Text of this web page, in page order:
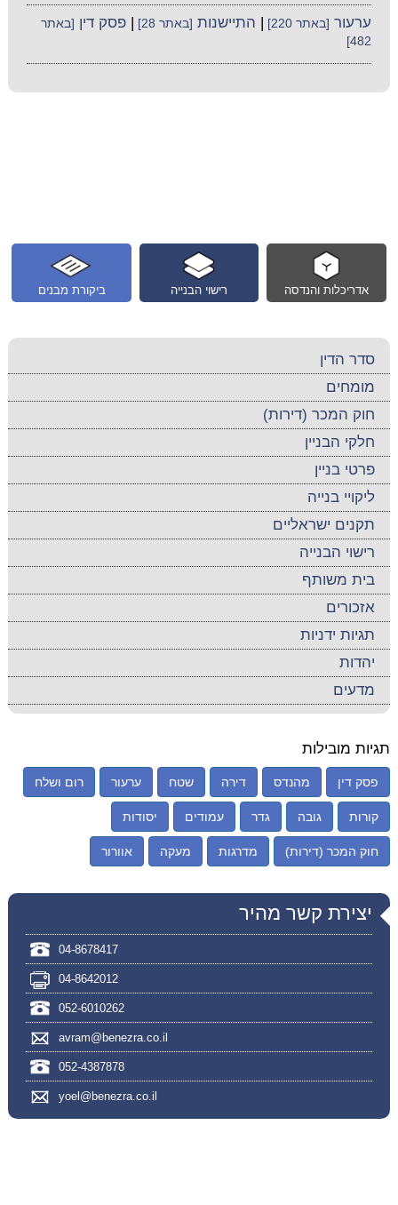
ערעור [באתר 220] התיישנות [באתר 28] |פסק דין [באתר
482]
ביקורת מבנים רישוי הבנייה אדריכלות והנדסה
סדר הדין
מומחים
חוק המכר (דירות)
חלקי הבניין
פרטי בניין
ליקויי בנייה
תקנים ישראליים
רישוי הבנייה
בית משותף
אזכורים
תגיות ידניות
יהדות
מדעים
תגיות מובילות
פסק דין מהנדס דירה שטח ערעור רום ושלח
קורות גובה גדר עמודים יסודות
חוק המכר (דירות) מדרגות מעקה אוורור
יצירת קשר מהיר
04-8678417
04-8642012
052-6010262
avram@benezra.co.il
052-4387878
yoel@benezra.co.il